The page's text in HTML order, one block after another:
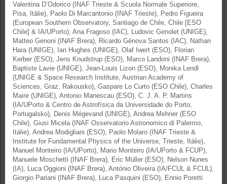
Valentina D’Odorico (INAF Trieste & Scuola Normale Superiore,
Pisa, Itálie), Paolo Di Marcantonio (INAF Trieste), Pedro Figueira
(European Southern Observatory, Santiago de Chile, Chile [ESO
Chile] & IA/UPorto), Ana Fragoso (IAC), Ludovic Genolet (UNIGE),
Matteo Genoni (INAF Brera), Ricardo Génova Santos (IAC), Nathan
Hara (UNIGE), Ian Hughes (UNIGE), Olaf Iwert (ESO), Florian
Kerber (ESO), Jens Knudstrup (ESO), Marco Landoni (INAF Brera),
Baptiste Lavie (UNIGE), Jean-Louis Lizon (ESO), Monika Lendl
(UNIGE & Space Research Institute, Austrian Academy of
Sciences, Graz, Rakousko), Gaspare Lo Curto (ESO Chile), Charles
Maire (UNIGE), Antonio Manescau (ESO), C. J. A. P. Martins
(IA/UPorto & Centro de Astrofísica da Universidade do Porto,
Portugalsko), Denis Mégevand (UNIGE), Andrea Mehner (ESO
Chile), Giusi Micela (INAF Osservatorio Astronomico di Palermo,
Itálie), Andrea Modigliani (ESO), Paolo Molaro (INAF Trieste &
Institute for Fundamental Physics of the Universe, Trieste, Itálie),
Manuel Monteiro (IA/UPorto), Mario Monteiro (IA/UPorto & FCUP),
Manuele Moschetti (INAF Brera), Eric Müller (ESO), Nelson Nunes
(IA), Luca Oggioni (INAF Brera), António Oliveira (IA/FCUL & FCUL),
Giorgio Pariani (INAF Brera), Luca Pasquini (ESO), Ennio Poretti